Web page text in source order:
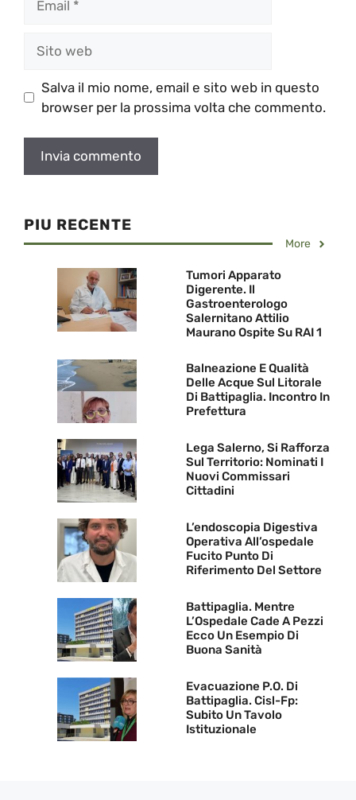
web
Salva il mio nome, email e sito web in questo
browser per la prossima volta che commento.
PIU RECENTE
More
Tumori Apparato
Digerente. Il
Gastroenterologo
Salernitano Attilio
Maurano Ospite Su RAI 1
Balneazione E Qualità
Delle Acque Sul Litorale
Di Battipaglia. Incontro In
Prefettura
Lega Salerno, Si Rafforza
Sul Territorio: Nominati I
Nuovi Commissari
Cittadini
L’endoscopia Digestiva
Operativa All’ospedale
Fucito Punto Di
Riferimento Del Settore
Battipaglia. Mentre
L’Ospedale Cade A Pezzi
Ecco Un Esempio Di
Buona Sanità
Evacuazione P.O. Di
Battipaglia. Cisl-Fp:
Subito Un Tavolo
Istituzionale